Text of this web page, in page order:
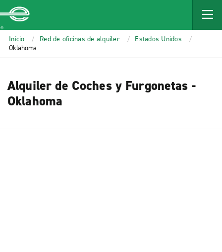
MAIN
CONTENT
Enterprise
Inicio Red de oficinas de alquiler
Estados Unidos
Oklahoma
Alquiler de Coches y Furgonetas -
Oklahoma